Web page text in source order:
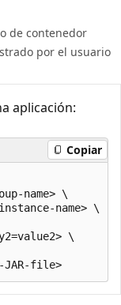
de contenedor
por el usuario
aplicación:
Copiar
name> \
name> \
\